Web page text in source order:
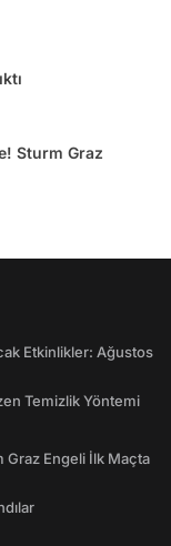
Sturm Graz
Etkinlikler: Ağustos
Temizlik Yöntemi
Graz Engeli İlk Maçta